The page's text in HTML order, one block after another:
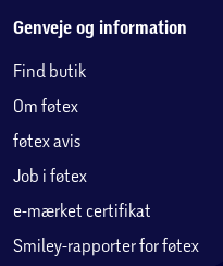
Genveje og information
Find butik
Om føtex
føtex avis
Job i føtex
e-mærket certifikat
Smiley-rapporter for føtex